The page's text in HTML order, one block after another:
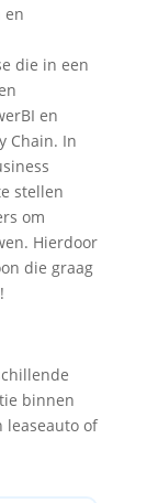
en
die in een
en
Chain. In
stellen
om
Hierdoor
die graag
binnen
leaseauto of